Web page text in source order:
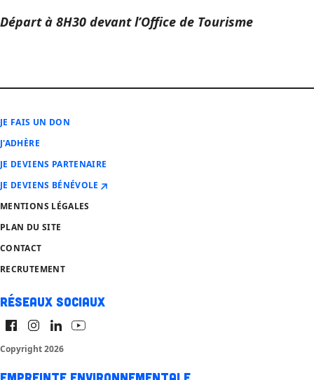
Départ à 8H30 devant l’Office de Tourisme
JE FAIS UN DON
J'ADHÈRE
JE DEVIENS PARTENAIRE
JE DEVIENS BÉNÉVOLE
MENTIONS LÉGALES
PLAN DU SITE
CONTACT
RECRUTEMENT
Réseaux sociaux
Copyright 2026